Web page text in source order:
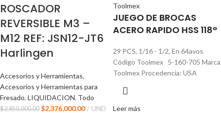
ROSCADOR
REVERSIBLE M3 –
M12 REF: JSN12-JT6
Harlingen
Accesorios y Herramientas,
Accesorios y Herramientas para
Fresado, LIQUIDACION, Todo
$2,850,000.00 $2,376,000.00
UND
Toolmex
JUEGO DE BROCAS
ACERO RAPIDO HSS 118°
29 PCS, 1/16 - 1/2, En 64avos
Código Toolmex 5-160-705 Marca
Toolmex Procedencia: USA
Leer más